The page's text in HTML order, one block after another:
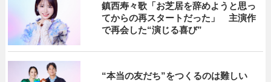
鎮西寿々歌「お芝居を辞めようと思っ
てからの再スタートだった」 主演作
で再会した“演じる喜び”
“本当の友だち”をつくるのは難しい